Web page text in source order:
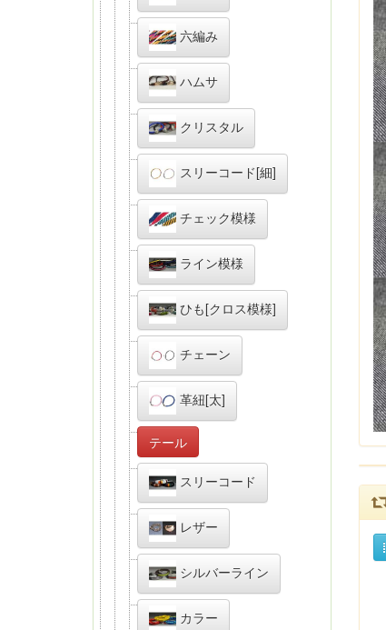
六編み
ハムサ
クリスタル
スリーコード[細]
チェック模様
ライン模様
ひも[クロス模様]
チェーン
革紐[太]
テール
スリーコード
レザー
シルバーライン
カラー